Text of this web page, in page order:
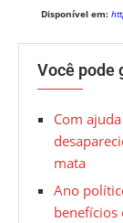
Disponível em:
Você pode
Com
mata
Ano
benefícios